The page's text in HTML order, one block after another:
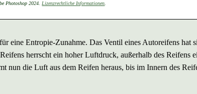
Photoshop 2024. Lizenzrechtliche Informationen
eine Entropie-Zunahme. Das Ventil eines Autoreifens hat
herrscht ein hoher Luftdruck, außerhalb des Reifens
nun die Luft aus dem Reifen heraus, bis im Innern des